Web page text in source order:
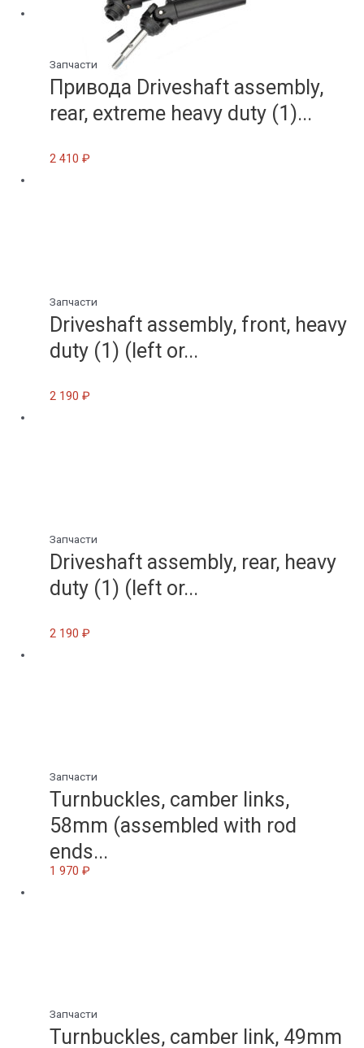
Запчасти
Привода Driveshaft assembly,
rear, extreme heavy duty (1)...
2 410₽
Запчасти
Driveshaft assembly, front, heavy
duty (1) (left or...
2 190₽
Запчасти
Driveshaft assembly, rear, heavy
duty (1) (left or...
2 190₽
Запчасти
Turnbuckles, camber links,
58mm (assembled with rod
ends...
1 970₽
Запчасти
Turnbuckles, camber link, 49mm